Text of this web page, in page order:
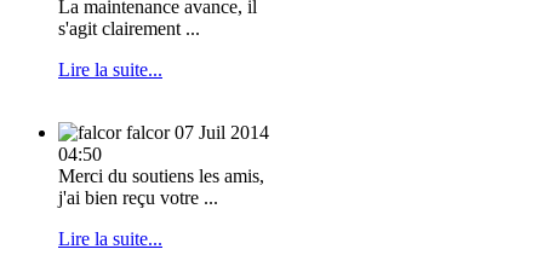
La maintenance avance, il
s'agit clairement ...
Lire la suite...
falcor 07 Juil 2014
04:50
Merci du soutiens les amis,
j'ai bien reçu votre ...
Lire la suite...